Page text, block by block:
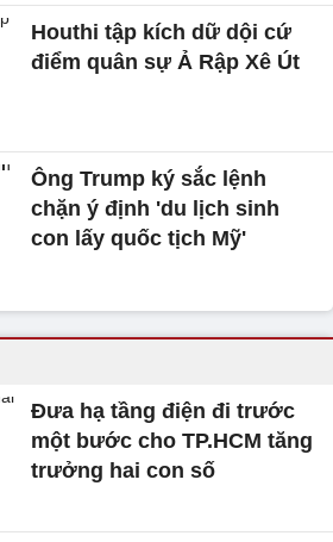
Houthi tập kích dữ dội cứ
điểm quân sự Ả Rập Xê Út
Ông Trump ký sắc lệnh
chặn ý định 'du lịch sinh
con lấy quốc tịch Mỹ'
Đưa hạ tầng điện đi trước
một bước cho TP.HCM tăng
trưởng hai con số